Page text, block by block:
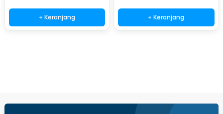
+ Keranjang + Keranjang